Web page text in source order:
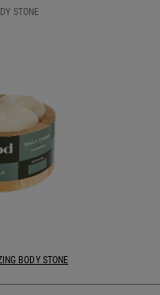
STONE
BODY STONE